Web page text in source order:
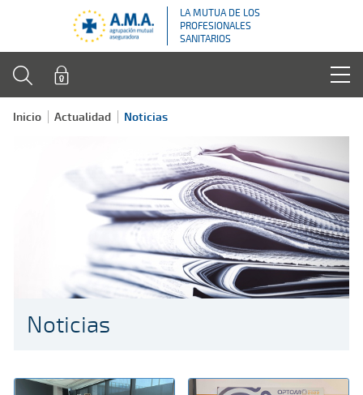
LA MUTUA DE LOS
PROFESIONALES
SANITARIOS
Inicio Actualidad Noticias
Noticias